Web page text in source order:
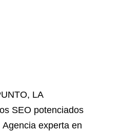
, LA
SEO potenciados
experta en